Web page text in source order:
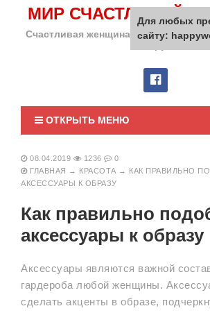
МИР СЧАСТЛИВОЙ
Счастливая женщина сделает
ОТКРЫТЬ МЕНЮ
08.04.2019 1236
0
ГЛАВНАЯ → КРАСОТА → КАК ПРАВИЛЬНО
АКСЕССУАРЫ К ОБРАЗУ
Как правильно
аксессуары к образу
Аксессуары являются важной
гардероба любой женщины.
сделать акценты в образе,
Для любых
сайту: